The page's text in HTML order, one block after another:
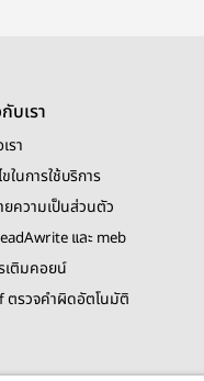
บเรา
รา
ในการใช้บริการ
ยความเป็นส่วนตัว
และ meb
เติมคอยน์
ตรวจคำผิดอัตโนมัติ